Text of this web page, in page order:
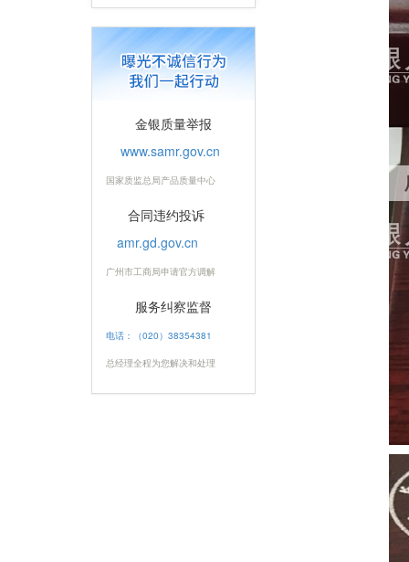
金银质量举报
www.samr.gov.cn
国家质监总局产品质量中心
合同违约投诉
amr.gd.gov.cn
广州市工商局申请官方调解
服务纠察监督
电话：（020）38354381
总经理全程为您解决和处理